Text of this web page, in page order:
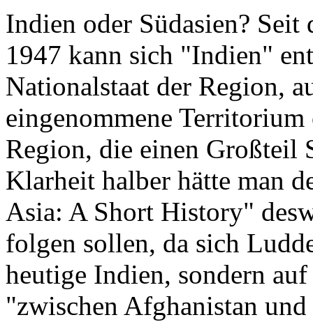
Indien oder Südasien?
1947 kann sich "Indien"
Nationalstaat der Region,
eingenommene
Region, die einen Großteil
Klarheit halber hätte man
Asia: A Short History"
folgen sollen, da sich
heutige Indien, sondern
"zwischen Afghanistan